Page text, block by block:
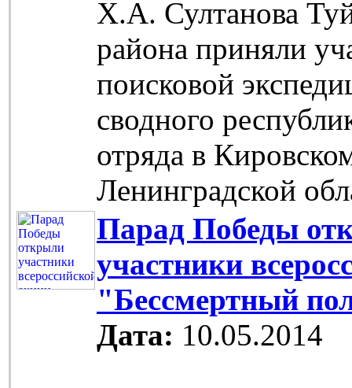
Х.А. Султанова
района приняли
поисковой
сводного
отряда в
Ленинградской
Парад Победы
участники
"Бессмертный
Дата: 10.05.2014